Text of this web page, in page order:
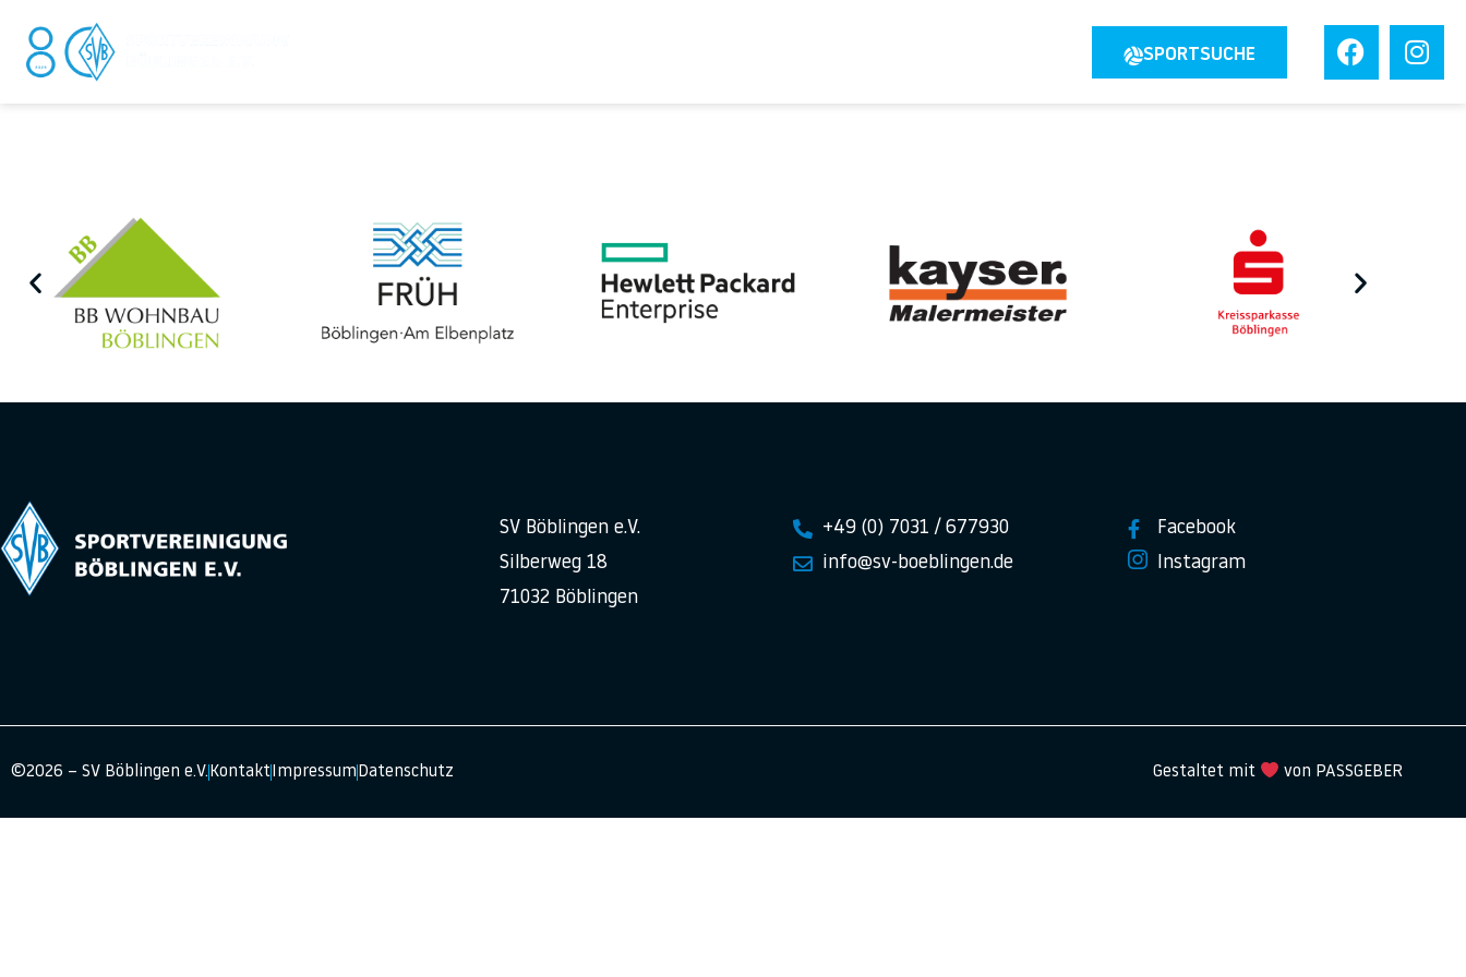
SPORTSUCHE
SV Böblingen e.V.
Silberweg 18
71032 Böblingen
+49 (0) 7031 / 677930
info@sv-boeblingen.de
Facebook
Instagram
©2026 – SV Böblingen e.V.KontaktImpressumDatenschutz Gestaltet mit von PASSGEBER